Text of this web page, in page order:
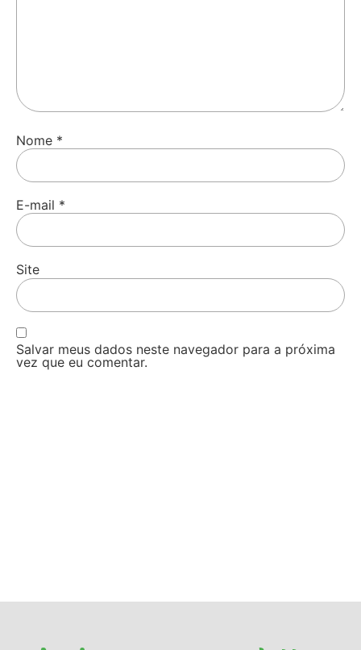
Nome *
E-mail *
Site
Salvar meus dados neste navegador para a próxima
vez que eu comentar.